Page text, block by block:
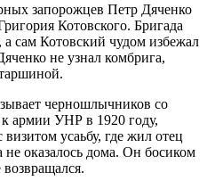
запорожцев Петр Дяченко
Котовского. Бригада
а сам Котовский чудом избежал
не узнал комбрига,
черношлычников со
армии УНР в 1920 году,
усаьбу, где жил отец
оказалось дома. Он босиком